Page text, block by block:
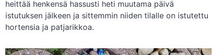
heittää henkensä hassusti heti muutama päivä
istutuksen jälkeen ja sittemmin niiden tilalle on istutettu
hortensia ja patjarikkoa.